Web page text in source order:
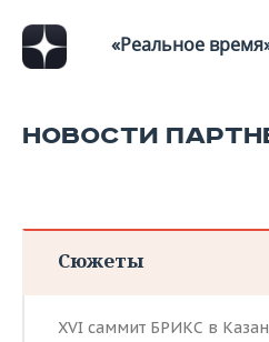
«Реальное
НОВОСТИ
Сюжеты
XVI саммит БРИКС в